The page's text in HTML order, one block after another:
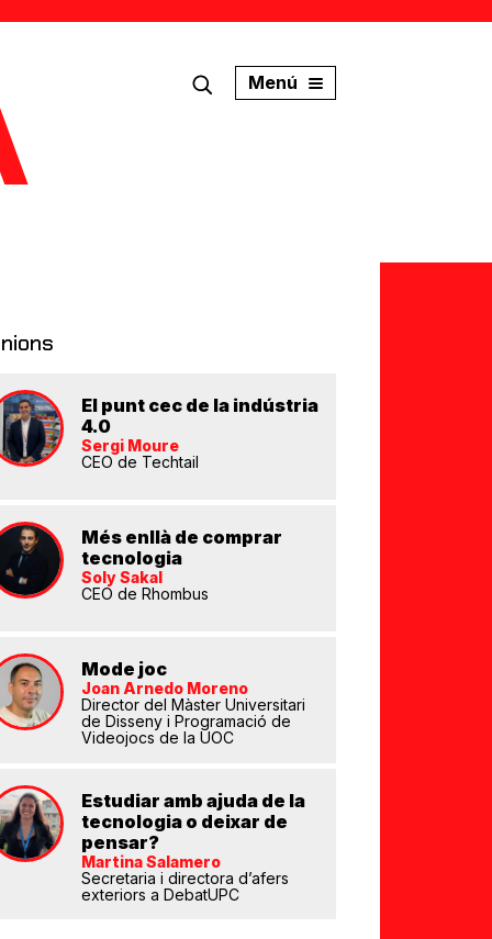
Menú
El punt cec de la indústria
4.0
Sergi Moure
CEO de Techtail
Més enllà de comprar
tecnologia
Soly Sakal
CEO de Rhombus
Mode joc
Joan Arnedo Moreno
Director del Màster Universitari
de Disseny i Programació de
Videojocs de la UOC
Estudiar amb ajuda de la
tecnologia o deixar de
pensar?
Martina Salamero
Secretaria i directora d’afers
exteriors a DebatUPC